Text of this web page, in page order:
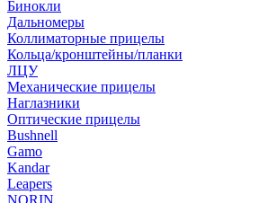
Бинокли
Дальномеры
Коллиматорные прицелы
Кольца/кронштейны/планки
ЛЦУ
Механические прицелы
Наглазники
Оптические прицелы
Bushnell
Gamo
Kandar
Leapers
NORIN